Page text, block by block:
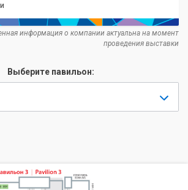
информация о компании актуальна на момент
проведения выставки
Выберите павильон: